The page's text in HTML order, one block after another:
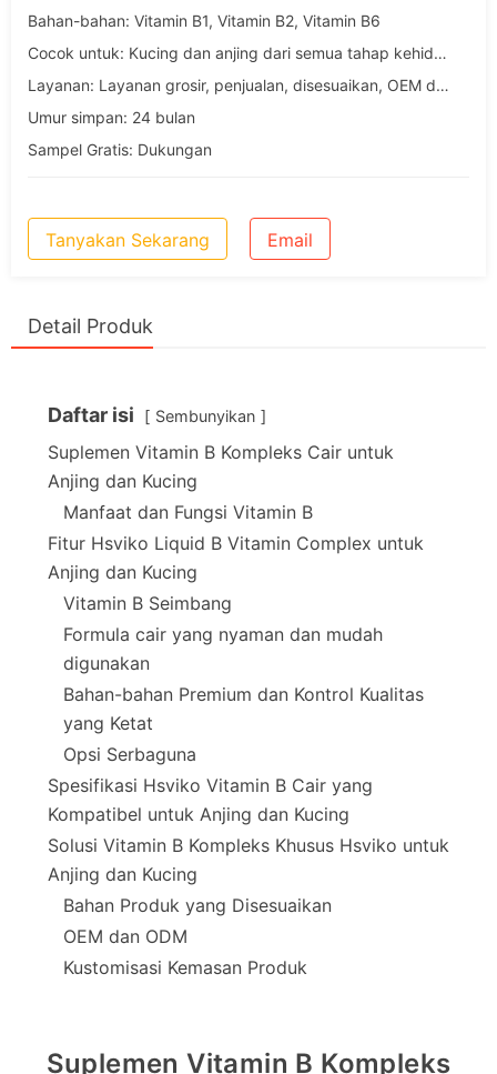
Bahan-bahan: Vitamin B1, Vitamin B2, Vitamin B6
Cocok untuk: Kucing dan anjing dari semua tahap kehidupan
Layanan: Layanan grosir, penjualan, disesuaikan, OEM dan ODM
Umur simpan: 24 bulan
Sampel Gratis: Dukungan
Tanyakan Sekarang Email
Detail Produk
Daftar isi Sembunyikan
Suplemen Vitamin B Kompleks Cair untuk
Anjing dan Kucing
Manfaat dan Fungsi Vitamin B
Fitur Hsviko Liquid B Vitamin Complex untuk
Anjing dan Kucing
Vitamin B Seimbang
Formula cair yang nyaman dan mudah
digunakan
Bahan-bahan Premium dan Kontrol Kualitas
yang Ketat
Opsi Serbaguna
Spesifikasi Hsviko Vitamin B Cair yang
Kompatibel untuk Anjing dan Kucing
Solusi Vitamin B Kompleks Khusus Hsviko untuk
Anjing dan Kucing
Bahan Produk yang Disesuaikan
OEM dan ODM
Kustomisasi Kemasan Produk
Suplemen Vitamin B Kompleks